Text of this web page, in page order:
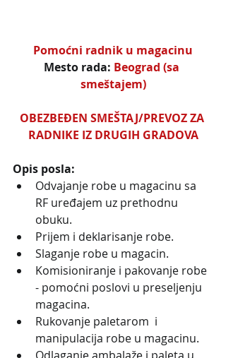
Pomoćni radnik u magacinu
Mesto rada: Beograd (sa
smeštajem)
OBEZBEĐEN SMEŠTAJ/PREVOZ ZA
RADNIKE IZ DRUGIH GRADOVA
Opis posla:
Odvajanje robe u magacinu sa
RF uređajem uz prethodnu
obuku.
Prijem i deklarisanje robe.
Slaganje robe u magacin.
Komisioniranje i pakovanje robe
- pomoćni poslovi u preseljenju
magacina.
Rukovanje paletarom  i
manipulacija robe u magacinu.